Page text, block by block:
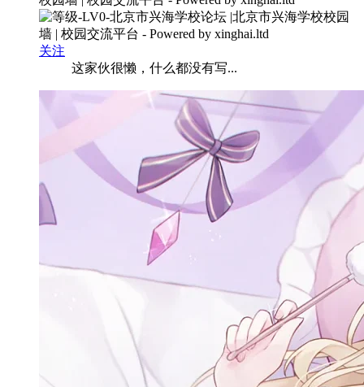
关注
这家伙很懒，什么都没有写...